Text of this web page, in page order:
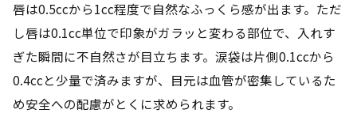
唇は0.5ccから1cc程度で自然なふっくら感が出ます。ただ
し唇は0.1cc単位で印象がガラッと変わる部位で、入れす
ぎた瞬間に不自然さが目立ちます。涙袋は片側0.1ccから
0.4ccと少量で済みますが、目元は血管が密集しているた
め安全への配慮がとくに求められます。